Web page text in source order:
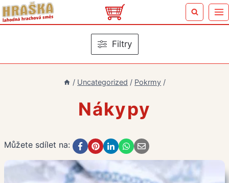
Přeskočit
na
Filtry
/ Uncategorized / Pokrmy /
Nákypy
Můžete sdílet na: